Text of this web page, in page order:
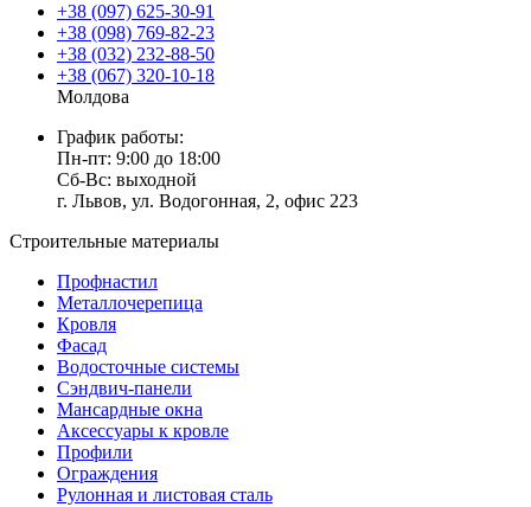
+38 (097) 625-30-91
+38 (098) 769-82-23
+38 (032) 232-88-50
+38 (067) 320-10-18
Молдова
График работы:
Пн-пт: 9:00 до 18:00
Сб-Вс: выходной
г. Львов, ул. Водогонная, 2, офис 223
Строительные материалы
Профнастил
Металлочерепица
Кровля
Фасад
Водосточные системы
Сэндвич-панели
Мансардные окна
Аксессуары к кровле
Профили
Ограждения
Рулонная и листовая сталь